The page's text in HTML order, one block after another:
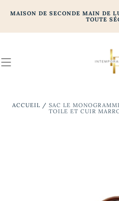
AU
MAISON DE SECONDE MAIN DE
TOUTE
ACCUEIL / SAC LE
TOILE ET CUIR